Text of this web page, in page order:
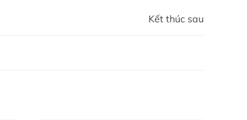
Kết thúc sau